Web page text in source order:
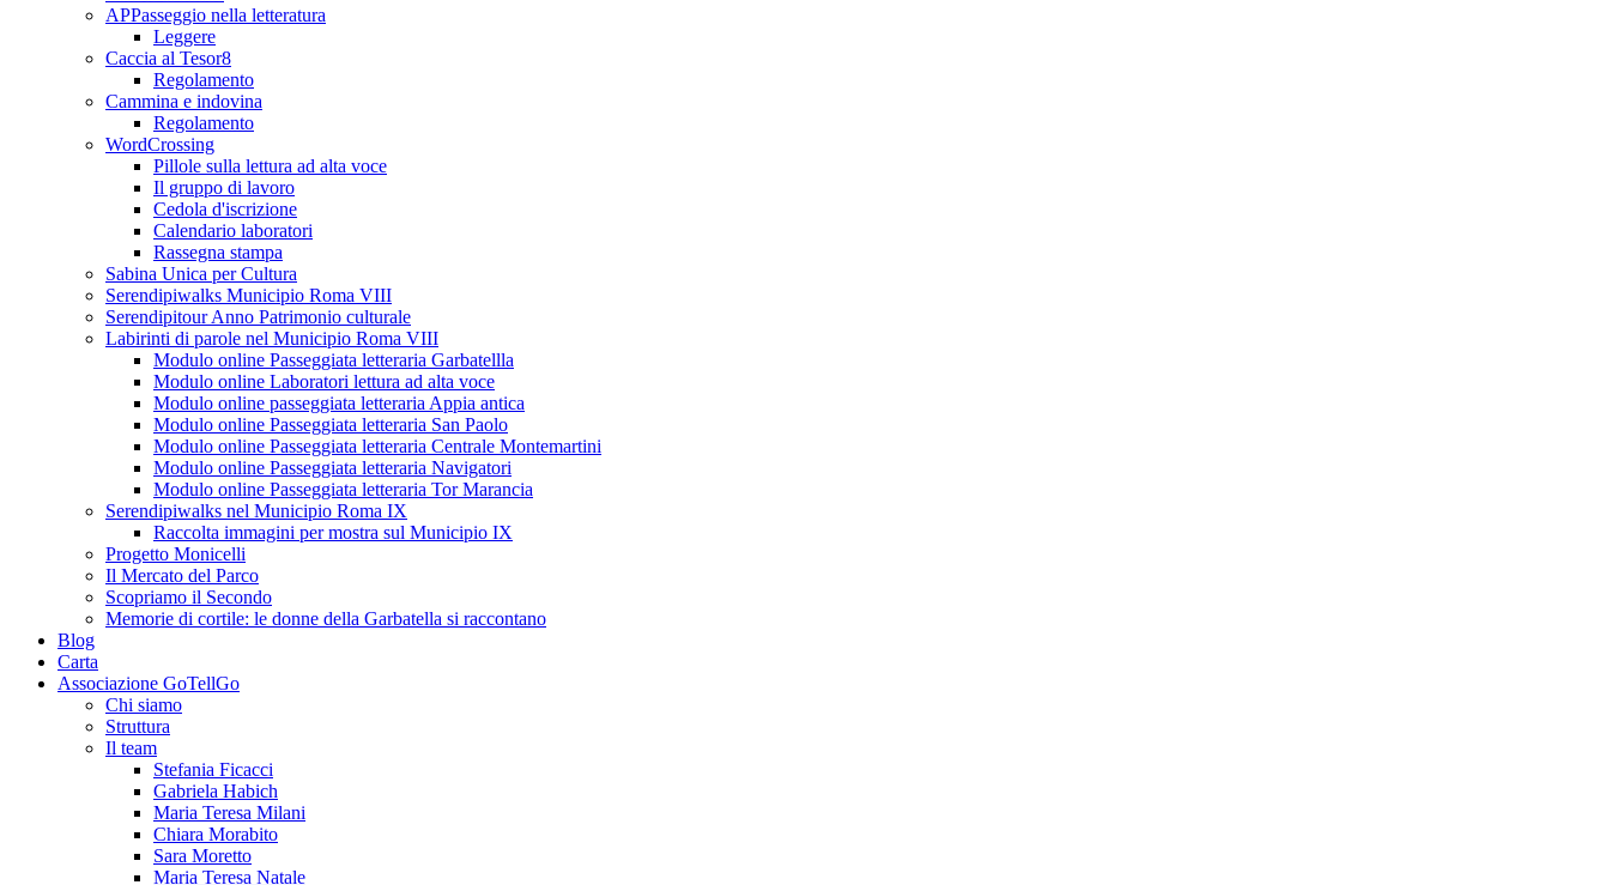
APPasseggio nella letteratura
Leggere
Caccia al Tesor8
Regolamento
Cammina e indovina
Regolamento
WordCrossing
Pillole sulla lettura ad alta voce
Il gruppo di lavoro
Cedola d'iscrizione
Calendario laboratori
Rassegna stampa
Sabina Unica per Cultura
Serendipiwalks Municipio Roma VIII
Serendipitour Anno Patrimonio culturale
Labirinti di parole nel Municipio Roma VIII
Modulo online Passeggiata letteraria Garbatellla
Modulo online Laboratori lettura ad alta voce
Modulo online passeggiata letteraria Appia antica
Modulo online Passeggiata letteraria San Paolo
Modulo online Passeggiata letteraria Centrale Montemartini
Modulo online Passeggiata letteraria Navigatori
Modulo online Passeggiata letteraria Tor Marancia
Serendipiwalks nel Municipio Roma IX
Raccolta immagini per mostra sul Municipio IX
Progetto Monicelli
Il Mercato del Parco
Scopriamo il Secondo
Memorie di cortile: le donne della Garbatella si raccontano
Blog
Carta
Associazione GoTellGo
Chi siamo
Struttura
Il team
Stefania Ficacci
Gabriela Habich
Maria Teresa Milani
Chiara Morabito
Sara Moretto
Maria Teresa Natale